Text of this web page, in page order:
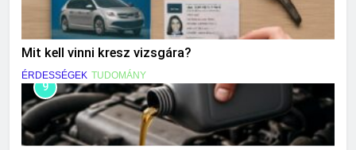
Mit kell vinni kresz vizsgára?
ÉRDESSÉGEK TUDOMÁNY
9